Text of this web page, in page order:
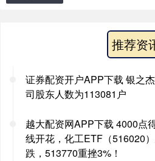
推荐资
证券配资开户APP下载 银之
司股东人数为113081户
越大配资网APP下载 4000点
线开花，化工ETF（516020
跌，513770重挫3%！